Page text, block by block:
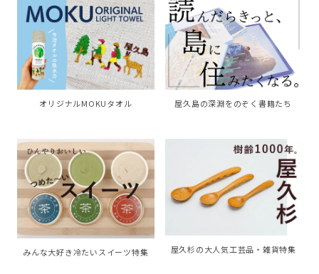
オリジナルMOKUタオル 屋久島の深淵をのぞく書籍たち
みんな大好き冷たいスイーツ特集 屋久杉の大人気工芸品・雑貨特集